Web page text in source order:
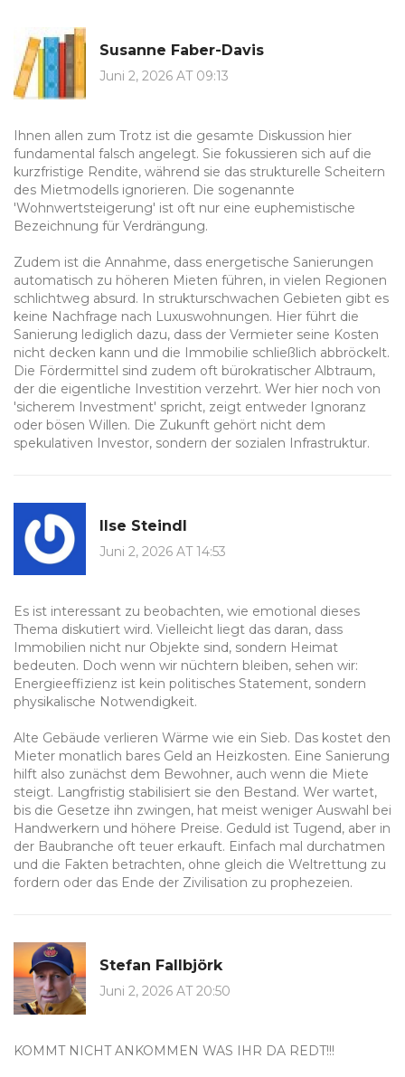
Susanne Faber-Davis
Juni 2, 2026 AT 09:13
Ihnen allen zum Trotz ist die gesamte Diskussion hier
fundamental falsch angelegt. Sie fokussieren sich auf die
kurzfristige Rendite, während sie das strukturelle Scheitern
des Mietmodells ignorieren. Die sogenannte
'Wohnwertsteigerung' ist oft nur eine euphemistische
Bezeichnung für Verdrängung.
Zudem ist die Annahme, dass energetische Sanierungen
automatisch zu höheren Mieten führen, in vielen Regionen
schlichtweg absurd. In strukturschwachen Gebieten gibt es
keine Nachfrage nach Luxuswohnungen. Hier führt die
Sanierung lediglich dazu, dass der Vermieter seine Kosten
nicht decken kann und die Immobilie schließlich abbröckelt.
Die Fördermittel sind zudem oft bürokratischer Albtraum,
der die eigentliche Investition verzehrt. Wer hier noch von
'sicherem Investment' spricht, zeigt entweder Ignoranz
oder bösen Willen. Die Zukunft gehört nicht dem
spekulativen Investor, sondern der sozialen Infrastruktur.
Ilse Steindl
Juni 2, 2026 AT 14:53
Es ist interessant zu beobachten, wie emotional dieses
Thema diskutiert wird. Vielleicht liegt das daran, dass
Immobilien nicht nur Objekte sind, sondern Heimat
bedeuten. Doch wenn wir nüchtern bleiben, sehen wir:
Energieeffizienz ist kein politisches Statement, sondern
physikalische Notwendigkeit.
Alte Gebäude verlieren Wärme wie ein Sieb. Das kostet den
Mieter monatlich bares Geld an Heizkosten. Eine Sanierung
hilft also zunächst dem Bewohner, auch wenn die Miete
steigt. Langfristig stabilisiert sie den Bestand. Wer wartet,
bis die Gesetze ihn zwingen, hat meist weniger Auswahl bei
Handwerkern und höhere Preise. Geduld ist Tugend, aber in
der Baubranche oft teuer erkauft. Einfach mal durchatmen
und die Fakten betrachten, ohne gleich die Weltrettung zu
fordern oder das Ende der Zivilisation zu prophezeien.
Stefan Fallbjörk
Juni 2, 2026 AT 20:50
KOMMT NICHT ANKOMMEN WAS IHR DA REDT!!!